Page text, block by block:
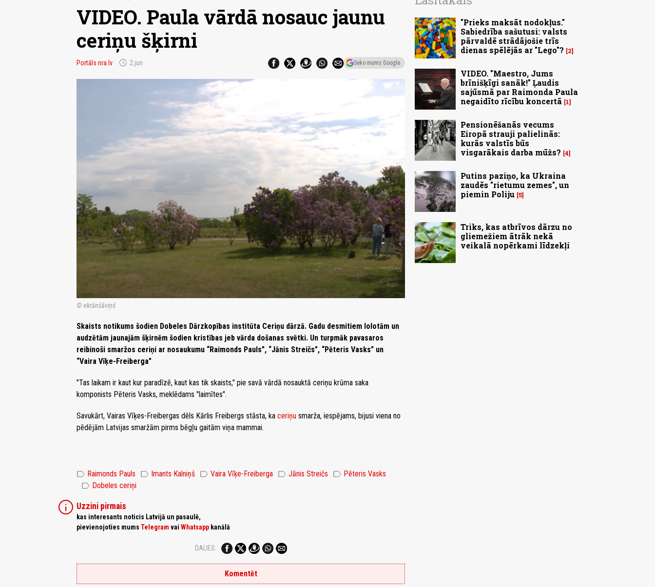
VIDEO. Paula vārdā nosauc jaunu
ceriņu šķirni
Portāls nra.lv schedule 2.jun Seko mums Google
© ekrānšāviņš
Skaists notikums šodien Dobeles Dārzkopības institūta Ceriņu dārzā. Gadu desmitiem lolotām un
audzētām jaunajām šķirnēm šodien kristības jeb vārda došanas svētki. Un turpmāk pavasaros
reibinoši smaržos ceriņi ar nosaukumu “Raimonds Pauls”, “Jānis Streičs”, “Pēteris Vasks” un
“Vaira Vīķe-Freiberga”
"Tas laikam ir kaut kur paradīzē, kaut kas tik skaists," pie savā vārdā nosauktā ceriņu krūma saka
komponists Pēteris Vasks, meklēdams "laimītes".
Savukārt, Vairas Vīķes-Freibergas dēls Kārlis Freibergs stāsta, ka ceriņu smarža, iespējams, bijusi viena no
pēdējām Latvijas smaržām pirms bēgļu gaitām viņa mammai.
label Raimonds Pauls label Imants Kalniņš label Vaira Vīķe-Freiberga label Jānis Streičs label Pēteris Vasks
label Dobeles ceriņi
info Uzzini pirmais
kas interesants noticis Latvijā un pasaulē,
pievienojoties mums Telegram vai Whatsapp kanālā
DALIES:
Komentēt
"Prieks maksāt nodokļus."
Sabiedrība sašutusi: valsts
pārvaldē strādājošie trīs
dienas spēlējās ar "Lego"?
2
VIDEO. "Maestro, Jums
brīnišķīgi sanāk!" Ļaudis
sajūsmā par Raimonda Paula
negaidīto rīcību koncertā
1
Pensionēšanās vecums
Eiropā strauji palielinās:
kurās valstīs būs
visgarākais darba mūžs? 4
Putins paziņo, ka Ukraina
zaudēs "rietumu zemes", un
piemin Poliju 5
Triks, kas atbrīvos dārzu no
gliemežiem ātrāk nekā
veikalā nopērkami līdzekļi